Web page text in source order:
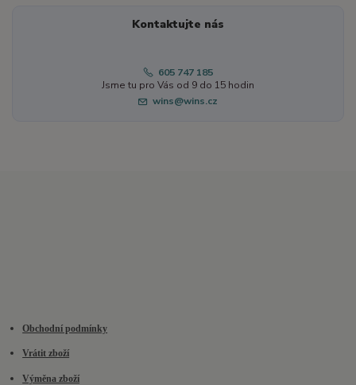
Kontaktujte nás
605 747 185
Jsme tu pro Vás od 9 do 15 hodin
wins@wins.cz
Obchodní podmínky
Vrátit zboží
Výměna zboží